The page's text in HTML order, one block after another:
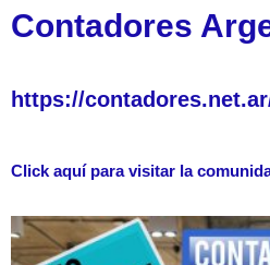
Contadores
https://
Click aquí para visitar la